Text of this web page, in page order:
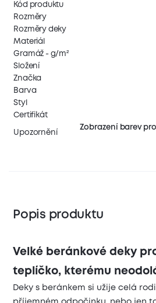
Kód produktu
Rozměry
Rozměry deky
Materiál
Gramáž - g/m²
Složení
Značka
Barva
Styl
Certifikát
Upozornění
Zobrazení barev
Popis produktu
Velké beránkové deky
teplíčko, kterému
Deky s beránkem si užije celá